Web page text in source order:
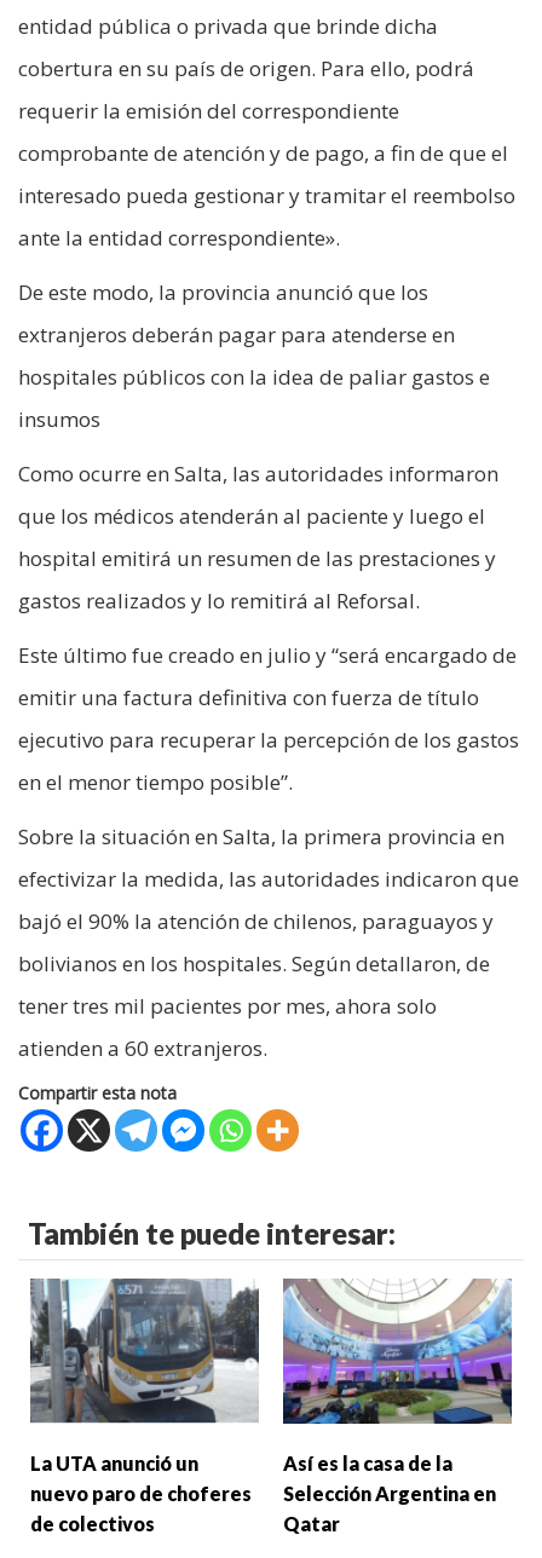
entidad pública o privada que brinde dicha
cobertura en su país de origen. Para ello, podrá
requerir la emisión del correspondiente
comprobante de atención y de pago, a fin de que el
interesado pueda gestionar y tramitar el reembolso
ante la entidad correspondiente».
De este modo, la provincia anunció que los
extranjeros deberán pagar para atenderse en
hospitales públicos con la idea de paliar gastos e
insumos
Como ocurre en Salta, las autoridades informaron
que los médicos atenderán al paciente y luego el
hospital emitirá un resumen de las prestaciones y
gastos realizados y lo remitirá al Reforsal.
Este último fue creado en julio y “será encargado de
emitir una factura definitiva con fuerza de título
ejecutivo para recuperar la percepción de los gastos
en el menor tiempo posible”.
Sobre la situación en Salta, la primera provincia en
efectivizar la medida, las autoridades indicaron que
bajó el 90% la atención de chilenos, paraguayos y
bolivianos en los hospitales. Según detallaron, de
tener tres mil pacientes por mes, ahora solo
atienden a 60 extranjeros.
Compartir esta nota
También te puede interesar:
La UTA anunció un
nuevo paro de choferes
de colectivos
Así es la casa de la
Selección Argentina en
Qatar